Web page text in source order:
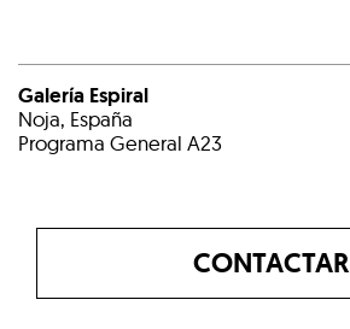
Galería Espiral
Noja, España
Programa General A23
CONTACTAR